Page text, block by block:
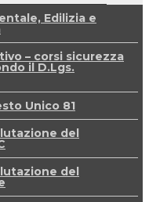
Edilizia e
– corsi sicurezza
il D.Lgs.
Unico 81
del
del